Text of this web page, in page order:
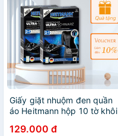
Giấy giặt nhuộm đen quần
áo Heitmann hộp 10 tờ khôi
129.000 đ